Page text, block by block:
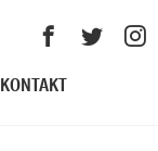
KONTAKT